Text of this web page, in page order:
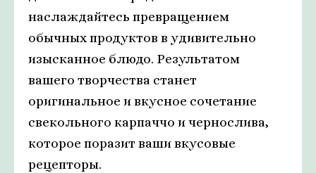
наслаждайтесь превращением
обычных продуктов в удивительно
изысканное блюдо. Результатом
вашего творчества станет
оригинальное и вкусное сочетание
свекольного карпаччо и чернослива,
которое поразит ваши вкусовые
рецепторы.